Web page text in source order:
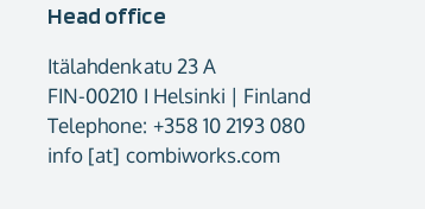
Head office
Itälahdenkatu 23 A
FIN-00210 I Helsinki | Finland
Telephone: +358 10 2193 080
info [at] combiworks.com